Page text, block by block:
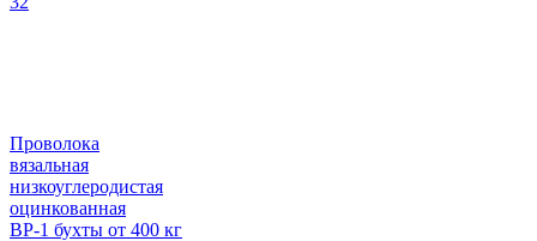
Проволока
вязальная
низкоуглеродистая
оцинкованная
ВР-1 бухты от 400 кг